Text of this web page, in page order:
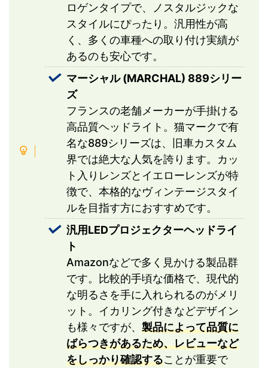
ロゲンタイプで、ノスタルジックな
スタイルにぴったり。汎用性が高
く、多くの車種への取り付け実績が
あるのも安心です。
マーシャル (MARCHAL) 889シリー
ズ
フランスの老舗メーカーが手掛ける
高品質ヘッドライト。猫マークで有
名な889シリーズは、旧車カスタム
界では絶大な人気を誇ります。カッ
ト入りレンズとイエローレンズが特
徴で、本格的なヴィンテージスタイ
ルを目指す方におすすめです。
汎用LEDプロジェクターヘッドライ
ト
Amazonなどで多く見かける製品群
です。比較的手頃な価格で、現代的
な明るさを手に入れられるのがメリ
ット。イカリング付きなどデザイン
も様々ですが、製品によって品質に
ばらつきがあるため、レビューなど
をしっかり確認することが重要で